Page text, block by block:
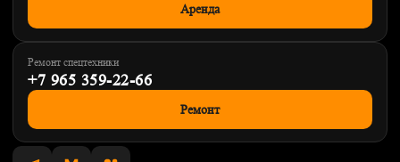
Аренда
Ремонт спецтехники
+7 965 359-22-66
Ремонт